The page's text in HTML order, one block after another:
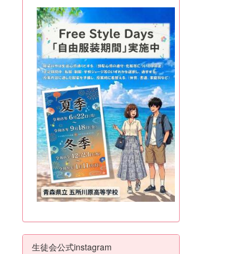
生徒会公式instagram